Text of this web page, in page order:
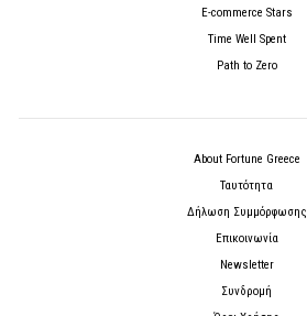
E-commerce Stars
Time Well Spent
Path to Zero
About Fortune Greece
Ταυτότητα
Δήλωση Συμμόρφωσης
Επικοινωνία
Newsletter
Συνδρομή